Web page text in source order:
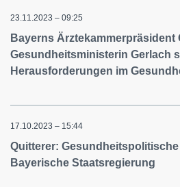
23.11.2023 – 09:25
Bayerns Ärztekammerpräsident
Gesundheitsministerin Gerlach
Herausforderungen im
17.10.2023 – 15:44
Quitterer:
Bayerische Staatsregierung